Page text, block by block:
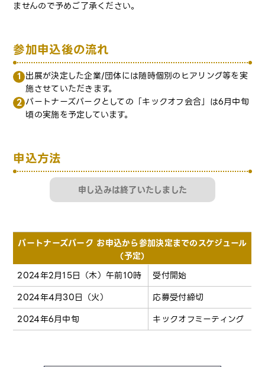
ませんので予めご了承ください。
参加申込後の流れ
出展が決定した企業/団体には随時個別のヒアリング等を実
施させていただきます。
パートナーズパークとしての「キックオフ会合」は6月中旬
頃の実施を予定しています。
申込方法
申し込みは終了いたしました
パートナーズパーク お申込から参加決定までのスケジュール
（予定）
2024年2月15日（木）午前10時
受付開始
2024年4月30日（火）
応募受付締切
2024年6月中旬
キックオフミーティング